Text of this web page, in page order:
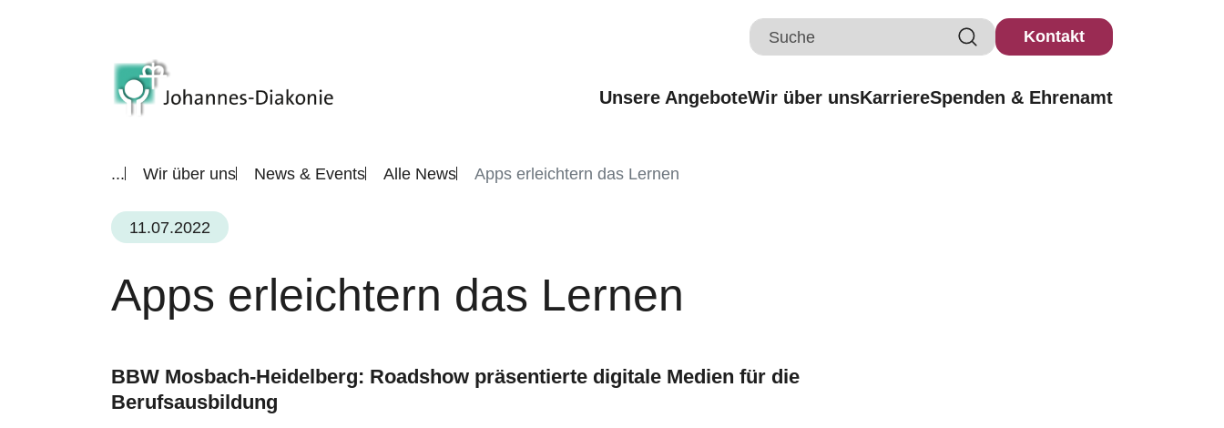
Kontakt
Unsere AngeboteWir über unsKarriereSpenden & Ehrenamt
... Wir über uns News & Events Alle News Apps erleichtern das Lernen
11.07.2022
Apps erleichtern das Lernen
BBW Mosbach-Heidelberg: Roadshow präsentierte digitale Medien für die
Berufsausbildung